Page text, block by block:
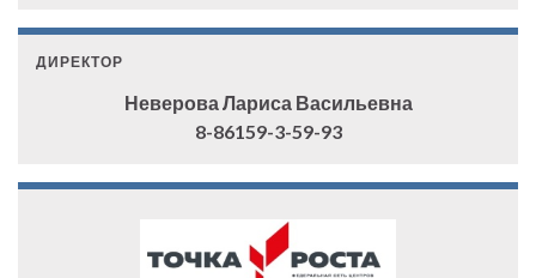
ДИРЕКТОР
Неверова Лариса Васильевна
8-86159-3-59-93